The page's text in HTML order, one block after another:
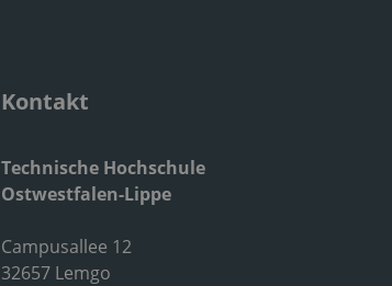
Kontakt
Technische Hochschule
Ostwestfalen-Lippe
Campusallee 12
32657 Lemgo